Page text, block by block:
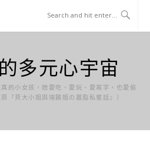
多元心宇宙
的小女孩，她愛吃、愛玩、愛寫字，也愛偷
『貝大小姐與瑞餚姐の囂脂私蜜話』）